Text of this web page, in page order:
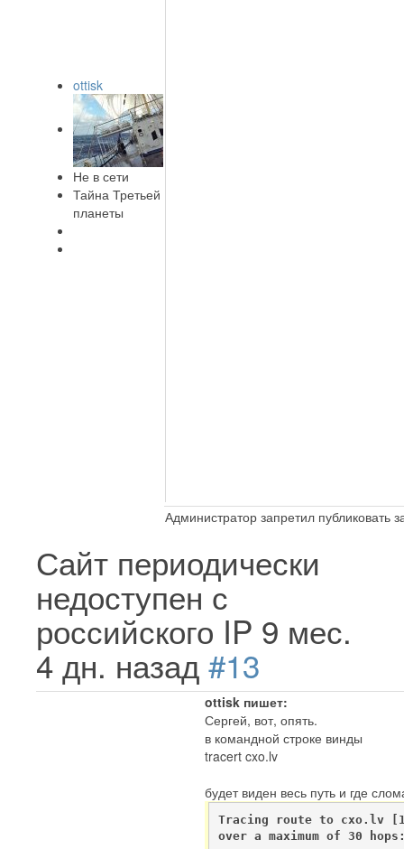
ottisk
Не в сети
Тайна Третьей
планеты
Администратор запретил публиковать
Сайт периодически
недоступен с
российского IP 9 мес.
4 дн. назад #13
ottisk пишет:
Сергей, вот, опять.
в командной строке винды
tracert cxo.lv
будет виден весь путь и где
Tracing route to cxo.lv
over a maximum of 30